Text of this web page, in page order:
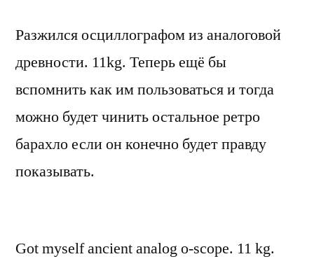
Разжился осциллографом из аналоговой
древности. 11kg. Теперь ещё бы
вспомнить как им пользоваться и тогда
можно будет чинить остальное ретро
барахло если он конечно будет правду
показывать.
Got myself ancient analog o-scope. 11 kg.